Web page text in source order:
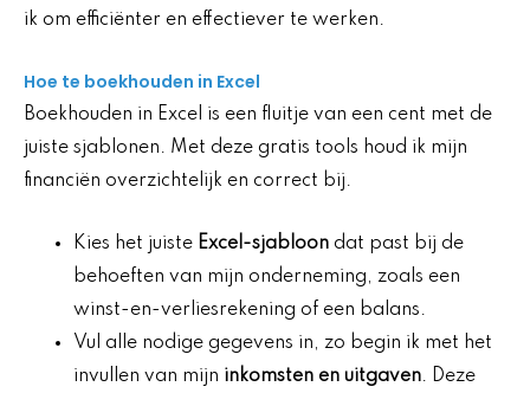
ik om efficiënter en effectiever te werken.
Hoe te boekhouden in Excel
Boekhouden in Excel is een fluitje van een cent met de
juiste sjablonen. Met deze gratis tools houd ik mijn
financiën overzichtelijk en correct bij.
Kies het juiste Excel-sjabloon dat past bij de
behoeften van mijn onderneming, zoals een
winst-en-verliesrekening of een balans.
Vul alle nodige gegevens in, zo begin ik met het
invullen van mijn inkomsten en uitgaven. Deze